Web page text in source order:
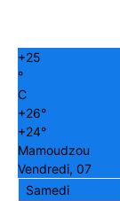
+25
°
C
+26°
+24°
Mamoudzou
Vendredi, 07
Samedi